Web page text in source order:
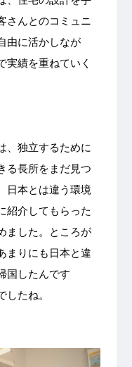
さんとのコミュニ
由に活かしなが
実績を重ねていく
、独立するために
る長所をまだ見つ
日本とは違う環境
紹介してもらった
ました。ところが
まりにも日本と違
国したんです
したね。